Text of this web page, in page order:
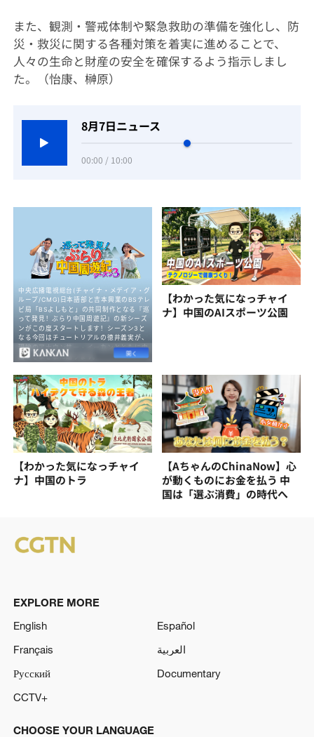
また、観測・警戒体制や緊急救助の準備を強化し、防
災・救災に関する各種対策を着実に進めることで、
人々の生命と財産の安全を確保するよう指示しまし
た。（怡康、榊原）
8月7日ニュース
00:00 / 10:00
【わかった気になっチャイ
ナ】中国のAIスポーツ公園
【わかった気になっチャイ
ナ】中国のトラ
【AちゃんのChinaNow】心
が動くものにお金を払う 中
国は「選ぶ消費」の時代へ
EXPLORE MORE
English
Español
Français
العربية
Русский
Documentary
CCTV+
CHOOSE YOUR LANGUAGE